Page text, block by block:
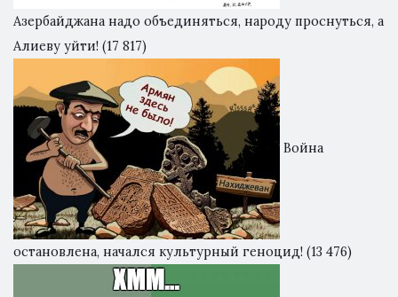
Азербайджана надо объединяться, народу проснуться, а
Алиеву уйти! (17 817)
Война
остановлена, начался культурный геноцид! (13 476)